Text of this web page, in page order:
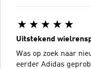
Uitstekend
Was op zoek naar
eerder Adidas